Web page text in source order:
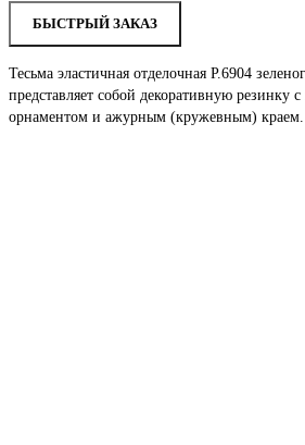
БЫСТРЫЙ ЗАКАЗ
Тесьма эластичная отделочная Р.6904
представляет собой декоративную резинку
орнаментом и ажурным (кружевным) краем.